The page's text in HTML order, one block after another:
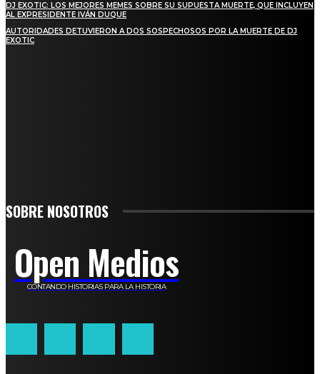
DJ EXOTIC: LOS MEJORES MEMES SOBRE SU SUPUESTA MUERTE, QUE INCLUYEN
AL EXPRESIDENTE IVÁN DUQUE
AUTORIDADES DETUVIERON A DOS SOSPECHOSOS POR LA MUERTE DE DJ
EXOTIC
SOBRE NOSOTROS
Open Medios
CONTANDO HISTORIAS PARA LA HISTORIA